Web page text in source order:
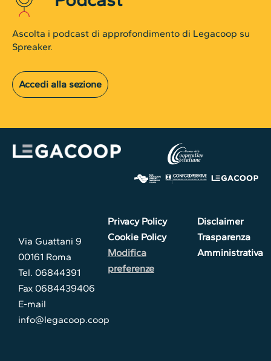
Ascolta i podcast di approfondimento di Legacoop su
Spreaker.
Accedi alla sezione
Via Guattani 9
00161 Roma
Tel. 06844391
Fax 0684439406
E-mail
info@legacoop.coop
Privacy Policy
Cookie Policy
Modifica
preferenze
Disclaimer
Trasparenza
Amministrativa